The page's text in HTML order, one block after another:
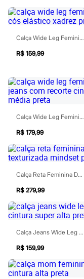
Saídas de praia
Personagens
Plus size
Blusas e Camisetas
Calças
Casacos e Jaquetas
Shorts e Saias
Vestidos
Masculino
Dia dos Pais
Inverno
Novidades
Roupas
Bermudas
Camisas
Calças
Camisetas e Regatas
Casacos e Jaquetas
Jeans
Polos
Acessórios
Bolsas e Mochilas
Chapéus e Bonés
Cintos
Carteiras
Óculos
Relógios
Calça Wide Leg Feminina Cós Elástico Xadrez Preta
R$ 159,99
Calça Wide Leg Feminina Jeans Com Recorte Cintura Média Preta
R$ 179,99
Calça Reta Feminina De Pu Texturizada Mindset Preta
R$ 279,99
Calça Jeans Wide Leg Cintura Super Alta Preta
R$ 159,99